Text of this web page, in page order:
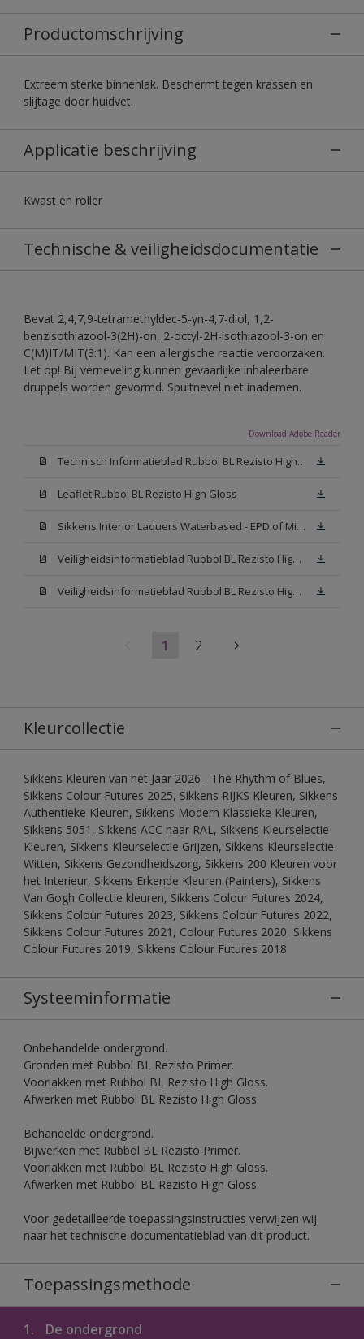
Productomschrijving
Extreem sterke binnenlak. Beschermt tegen krassen en
slijtage door huidvet.
Applicatie beschrijving
Kwast en roller
Technische & veiligheidsdocumentatie
Bevat 2,4,7,9-tetramethyldec-5-yn-4,7-diol, 1,2-
benzisothiazool-3(2H)-on, 2-octyl-2H-isothiazool-3-on en
C(M)IT/MIT(3:1). Kan een allergische reactie veroorzaken.
Let op! Bij verneveling kunnen gevaarlijke inhaleerbare
druppels worden gevormd. Spuitnevel niet inademen.
Download Adobe Reader
Technisch Informatieblad Rubbol BL Rezisto High Gloss (New Livery) (PDF)
Leaflet Rubbol BL Rezisto High Gloss
Sikkens Interior Laquers Waterbased - EPD of Milieuproductverklaring
Veiligheidsinformatieblad Rubbol BL Rezisto High Gloss N00 (MSDS)
Veiligheidsinformatieblad Rubbol BL Rezisto High Gloss White (MSDS)
1 2
Kleurcollectie
Sikkens Kleuren van het Jaar 2026 - The Rhythm of Blues,
Sikkens Colour Futures 2025, Sikkens RIJKS Kleuren, Sikkens
Authentieke Kleuren, Sikkens Modern Klassieke Kleuren,
Sikkens 5051, Sikkens ACC naar RAL, Sikkens Kleurselectie
Kleuren, Sikkens Kleurselectie Grijzen, Sikkens Kleurselectie
Witten, Sikkens Gezondheidszorg, Sikkens 200 Kleuren voor
het Interieur, Sikkens Erkende Kleuren (Painters), Sikkens
Van Gogh Collectie kleuren, Sikkens Colour Futures 2024,
Sikkens Colour Futures 2023, Sikkens Colour Futures 2022,
Sikkens Colour Futures 2021, Colour Futures 2020, Sikkens
Colour Futures 2019, Sikkens Colour Futures 2018
Systeeminformatie
Onbehandelde ondergrond.
Gronden met Rubbol BL Rezisto Primer.
Voorlakken met Rubbol BL Rezisto High Gloss.
Afwerken met Rubbol BL Rezisto High Gloss.
Behandelde ondergrond.
Bijwerken met Rubbol BL Rezisto Primer.
Voorlakken met Rubbol BL Rezisto High Gloss.
Afwerken met Rubbol BL Rezisto High Gloss.
Voor gedetailleerde toepassingsinstructies verwijzen wij
naar het technische documentatieblad van dit product.
Toepassingsmethode
1. De ondergrond